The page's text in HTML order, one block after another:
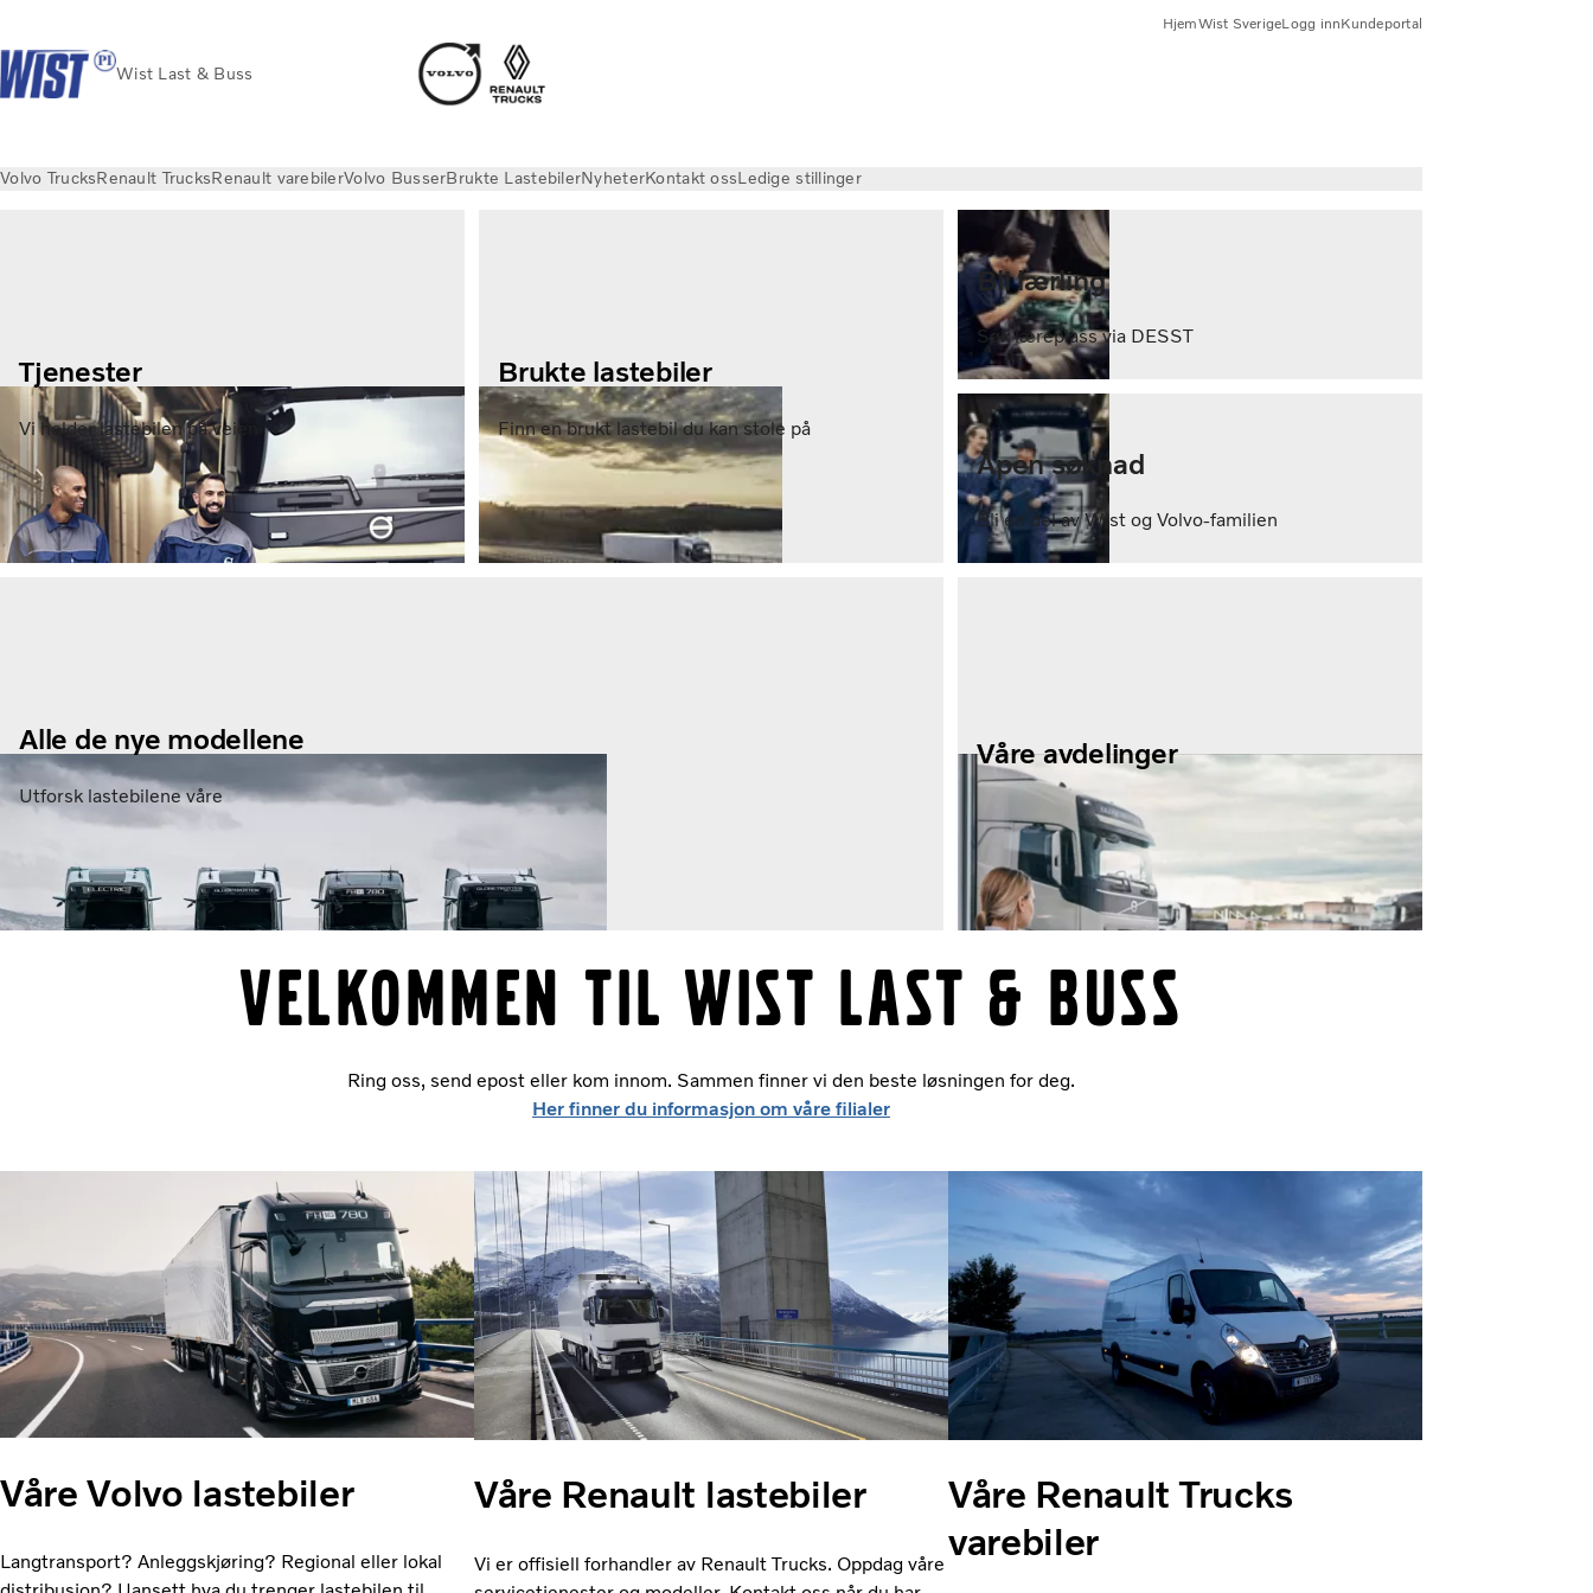
Wist Last & Buss
HjemWist SverigeLogg innKundeportal
Volvo TrucksRenault TrucksRenault varebilerVolvo BusserBrukte LastebilerNyheterKontakt ossLedige stillinger
Tjenester
Vi holder lastebilen på veien
Brukte lastebiler
Finn en brukt lastebil du kan stole på
Bli lærling
Søk læreplass via DESST
Åpen søknad
Bli en del av Wist og Volvo-familien
Alle de nye modellene
Utforsk lastebilene våre
Våre avdelinger
VELKOMMEN TIL WIST LAST & BUSS
Ring oss, send epost eller kom innom. Sammen finner vi den beste løsningen for deg.
Her finner du informasjon om våre filialer
Våre Volvo lastebiler
Langtransport? Anleggskjøring? Regional eller lokal
Våre Renault lastebiler
Vi er offisiell forhandler av Renault Trucks. Oppdag våre
Våre Renault Trucks
varebiler